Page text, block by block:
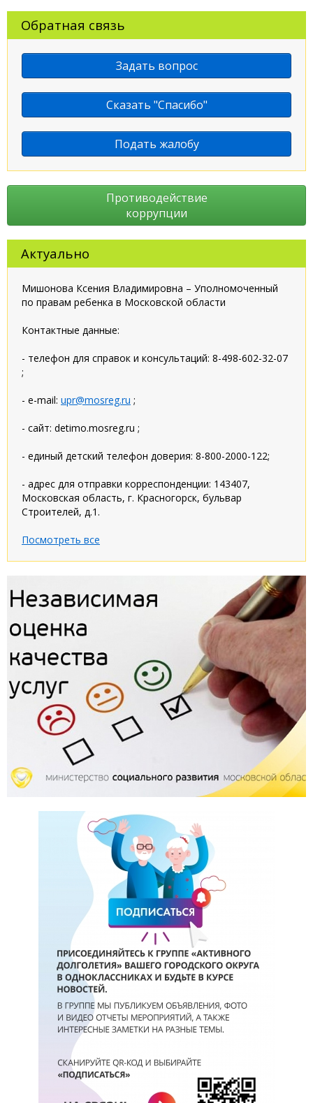
Обратная связь
Задать вопрос
Сказать "Спасибо"
Подать жалобу
Противодействие
коррупции
Актуально
Мишонова Ксения Владимировна – Уполномоченный
по правам ребенка в Московской области
Контактные данные:
- телефон для справок и консультаций: 8-498-602-32-07
;
- e-mail: upr@mosreg.ru ;
- сайт: detimo.mosreg.ru ;
- единый детский телефон доверия: 8-800-2000-122;
- адрес для отправки корреспонденции: 143407,
Московская область, г. Красногорск, бульвар
Строителей, д.1.
Посмотреть все